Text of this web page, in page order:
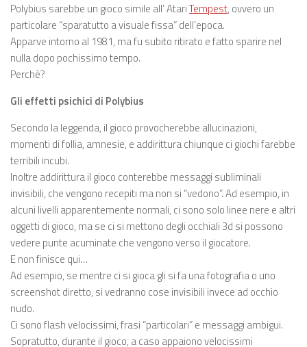
Polybius sarebbe un gioco simile all’ AtariTempest, ovvero un
particolare “sparatutto a visuale fissa” dell’epoca.
Apparve intorno al 1981, ma fu subito ritirato e fatto sparire nel
nulla dopo pochissimo tempo.
Perchè?
Gli effetti psichici di Polybius
Secondo la leggenda, il gioco provocherebbe allucinazioni,
momenti di follia, amnesie, e addirittura chiunque ci giochi farebbe
terribili incubi.
Inoltre addirittura il gioco conterebbe messaggi subliminali
invisibili, che vengono recepiti ma non si “vedono”. Ad esempio, in
alcuni livelli apparentemente normali, ci sono solo linee nere e altri
oggetti di gioco, ma se ci si mettono degli occhiali 3d si possono
vedere punte acuminate che vengono verso il giocatore.
E non finisce qui…
Ad esempio, se mentre ci si gioca gli si fa una fotografia o uno
screenshot diretto, si vedranno cose invisibili invece ad occhio
nudo.
Ci sono flash velocissimi, frasi “particolari” e messaggi ambigui.
Sopratutto, durante il gioco, a caso appaiono velocissimi